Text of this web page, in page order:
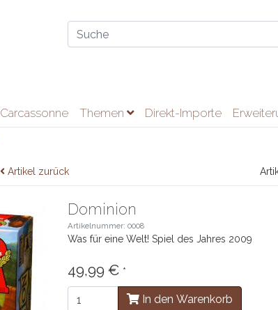
Carcassonne Themen Direkt-Importe
Artikel zurück
Dominion
Artikelnummer: 0008
Was für eine Welt! Spiel des Jahres 2009
49,99 € *
In den Warenkorb